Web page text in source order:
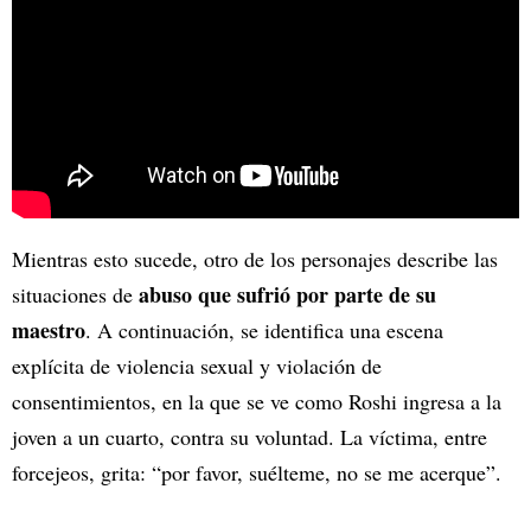
Mientras esto sucede, otro de los personajes describe las
situaciones de abuso que sufrió por parte de su
maestro. A continuación, se identifica una escena
explícita de violencia sexual y violación de
consentimientos, en la que se ve como Roshi ingresa a la
joven a un cuarto, contra su voluntad. La víctima, entre
forcejeos, grita: “por favor, suélteme, no se me acerque”.